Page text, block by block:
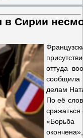
Сирии
оттуда
делам
По её